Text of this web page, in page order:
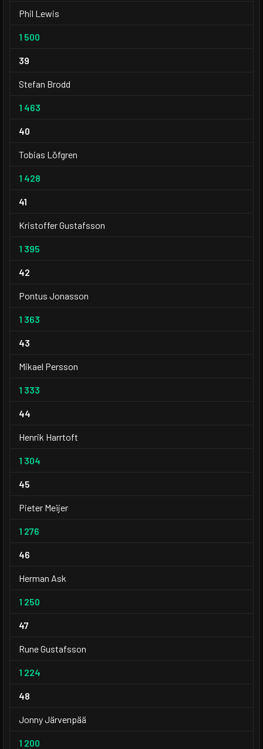
Phil Lewis
1 500
39
Stefan Brodd
1 463
40
Tobias Löfgren
1 428
41
Kristoffer Gustafsson
1 395
42
Pontus Jonasson
1 363
43
Mikael Persson
1 333
44
Henrik Harrtoft
1 304
45
Pieter Meijer
1 276
46
Herman Ask
1 250
47
Rune Gustafsson
1 224
48
Jonny Järvenpää
1 200